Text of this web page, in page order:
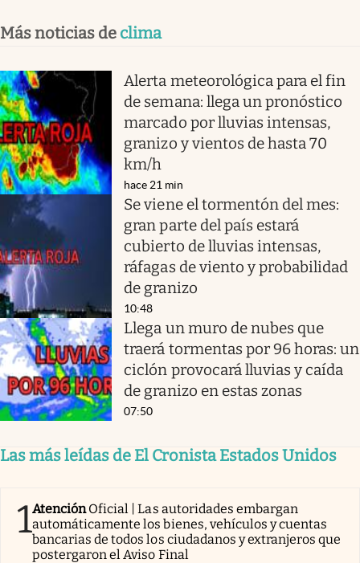
Más noticias de clima
Alerta meteorológica para el fin
de semana: llega un pronóstico
marcado por lluvias intensas,
granizo y vientos de hasta 70
km/h
hace 21 min
Se viene el tormentón del mes:
gran parte del país estará
cubierto de lluvias intensas,
ráfagas de viento y probabilidad
de granizo
10:48
Llega un muro de nubes que
traerá tormentas por 96 horas: un
ciclón provocará lluvias y caída
de granizo en estas zonas
07:50
Las más leídas de El Cronista Estados Unidos
1AtenciónOficial | Las autoridades embargan
automáticamente los bienes, vehículos y cuentas
bancarias de todos los ciudadanos y extranjeros que
postergaron el Aviso Final